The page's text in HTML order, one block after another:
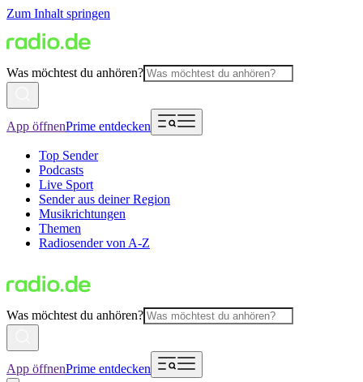
Zum Inhalt springen
Was möchtest du anhören?
App öffnenPrime entdecken
Top Sender
Podcasts
Live Sport
Sender aus deiner Region
Musikrichtungen
Themen
Radiosender von A-Z
Was möchtest du anhören?
App öffnenPrime entdecken